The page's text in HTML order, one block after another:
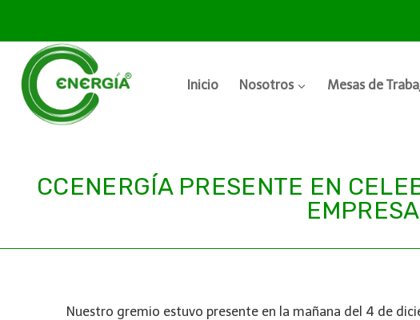
Inicio Nosotros Mesas de
CCENERGÍA PRESENTE EN
Nuestro gremio estuvo presente en la mañana del 4 de